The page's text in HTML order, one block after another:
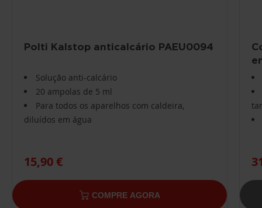
Polti Kalstop anticalcário PAEU0094
Solução anti-calcário
20 ampolas de 5 ml
Para todos os aparelhos com caldeira,
diluídos em água
15,90 €
COMPRE AGORA